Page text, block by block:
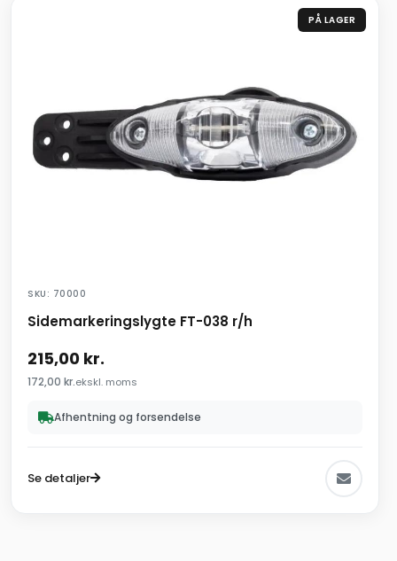
PÅ LAGER
SKU: 70000
Sidemarkeringslygte FT-038 r/h
215,00 kr.
172,00 kr.ekskl. moms
Afhentning og forsendelse
Se detaljer